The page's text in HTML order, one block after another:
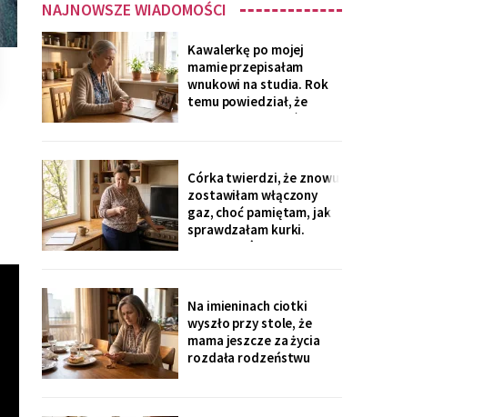
NAJNOWSZE WIADOMOŚCI
Kawalerkę po mojej
mamie przepisałam
wnukowi na studia. Rok
temu powiedział, że
musiał ją sprzedać, „bo
spotkałam dawną
sąsiadkę stamtąd: „Co
weekend inni ludzie z
walizkami, klucze w
skrzynce na szyfr.
Córka twierdzi, że znowu
zostawiłam włączony
gaz, choć pamiętam, jak
sprawdzałam kurki.
Klucze, które „zgubiłam",
sąsiadka wspomniała, że
córka była u mnie we
wtorek - kiedy ja
siedziałam w przychodni.
Nigdy nie dawałam
Na imieninach ciotki
wyszło przy stole, że
mama jeszcze za życia
rozdała rodzeństwu